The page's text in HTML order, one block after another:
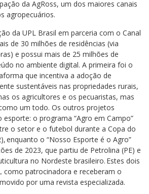
da AgRoss, um dos maiores canais
agropecuários.
da UPL Brasil em parceria com o Canal
de 30 milhões de residências (via
e possui mais de 25 milhões de
no ambiente digital. A primeira foi o
que incentiva a adoção de
sustentáveis nas propriedades rurais,
os agricultores e os pecuaristas, mas
um todo. Os outros projetos
o programa “Agro em Campo”
o setor e o futebol durante a Copa do
enquanto o “Nosso Esporte é o Agro”
de 2023, que partiu de Petrolina (PE) e
no Nordeste brasileiro. Estes dois
como patrocinadora e receberam o
por uma revista especializada.